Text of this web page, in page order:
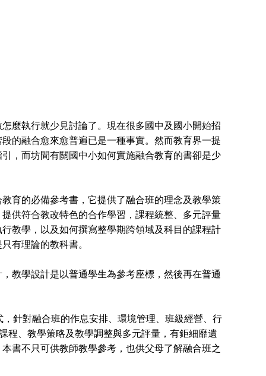
執行就少見討論了。現在很多國中及國小開始招
的融合愈來愈普遍已是一種事實。然而教育界一提
，而坊間有關國中小如何實施融合教育的書卻是少
的必備參考書，它提供了融合班的理念及教學策
供符合教改特色的合作學習，課程統整、多元評量
教學，以及如何撰寫整學期跨領域及科目的課程計
有理論的教科書。
學設計是以普通學生為參考座標，然後再在普通
對融合班的作息安排、環境管理、班級經營、行
程、教學策略及教學調整與多元評量，有鉅細靡遺
書不只可供教師教學參考，也供父母了解融合班之